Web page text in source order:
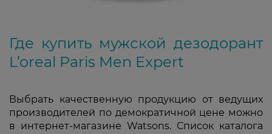
Где купить мужской дезодорант
L’oreal Paris Men Expert
Выбрать качественную продукцию от ведущих
производителей по демократичной цене можно
в интернет-магазине Watsons. Список каталога